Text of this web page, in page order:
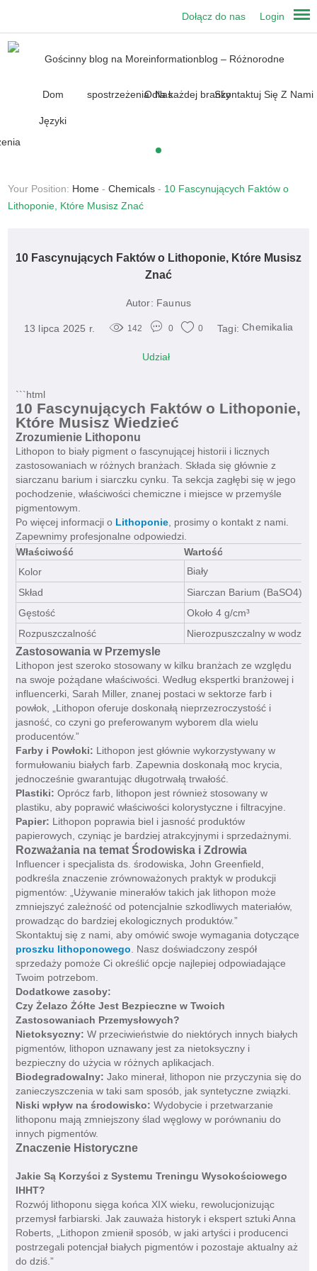
Login
Dołącz do nas
Dom O Nas Skontaktuj Się Z Nami
Języki
Your Position: Home -Chemicals - 10 Fascynujących Faktów o
Lithoponie, Które Musisz Znać
10 Fascynujących Faktów o Lithoponie, Które Musisz
Znać
Autor: Faunus
13 lipca 2025 r. 142 0 0 Tagi:Chemikalia
Udział
```html
10 Fascynujących Faktów o Lithoponie,
Które Musisz Wiedzieć
Zrozumienie Lithoponu
Lithopon to biały pigment o fascynującej historii i licznych
zastosowaniach w różnych branżach. Składa się głównie z
siarczanu barium i siarczku cynku. Ta sekcja zagłębi się w jego
pochodzenie, właściwości chemiczne i miejsce w przemyśle
pigmentowym.
Po więcej informacji o Lithoponie, prosimy o kontakt z nami.
Zapewnimy profesjonalne odpowiedzi.
Właściwość
Wartość
Kolor
Biały
Skład
Siarczan Barium (BaSO4),
Gęstość
Około 4 g/cm³
Rozpuszczalność
Nierozpuszczalny w wodzie
Zastosowania w Przemysle
Lithopon jest szeroko stosowany w kilku branżach ze względu
na swoje pożądane właściwości. Według ekspertki branżowej i
influencerki, Sarah Miller, znanej postaci w sektorze farb i
powłok, „Lithopon oferuje doskonałą nieprzezroczystość i
jasność, co czyni go preferowanym wyborem dla wielu
producentów.”
Farby i Powłoki: Lithopon jest głównie wykorzystywany w
formułowaniu białych farb. Zapewnia doskonałą moc krycia,
jednocześnie gwarantując długotrwałą trwałość.
Plastiki: Oprócz farb, lithopon jest również stosowany w
plastiku, aby poprawić właściwości kolorystyczne i filtracyjne.
Papier: Lithopon poprawia biel i jasność produktów
papierowych, czyniąc je bardziej atrakcyjnymi i sprzedażnymi.
Rozważania na temat Środowiska i Zdrowia
Influencer i specjalista ds. środowiska, John Greenfield,
podkreśla znaczenie zrównoważonych praktyk w produkcji
pigmentów: „Używanie minerałów takich jak lithopon może
zmniejszyć zależność od potencjalnie szkodliwych materiałów,
prowadząc do bardziej ekologicznych produktów.”
Skontaktuj się z nami, aby omówić swoje wymagania dotyczące
proszku lithoponowego. Nasz doświadczony zespół
sprzedaży pomoże Ci określić opcje najlepiej odpowiadające
Twoim potrzebom.
Dodatkowe zasoby:
Czy Żelazo Żółte Jest Bezpieczne w Twoich
Zastosowaniach Przemysłowych?
Nietoksyczny: W przeciwieństwie do niektórych innych białych
pigmentów, lithopon uznawany jest za nietoksyczny i
bezpieczny do użycia w różnych aplikacjach.
Biodegradowalny: Jako minerał, lithopon nie przyczynia się do
zanieczyszczenia w taki sam sposób, jak syntetyczne związki.
Niski wpływ na środowisko: Wydobycie i przetwarzanie
lithoponu mają zmniejszony ślad węglowy w porównaniu do
innych pigmentów.
Znaczenie Historyczne
Jakie Są Korzyści z Systemu Treningu Wysokościowego
IHHT?
Rozwój lithoponu sięga końca XIX wieku, rewolucjonizując
przemysł farbiarski. Jak zauważa historyk i ekspert sztuki Anna
Roberts, „Lithopon zmienił sposób, w jaki artyści i producenci
postrzegali potencjał białych pigmentów i pozostaje aktualny aż
do dziś.”